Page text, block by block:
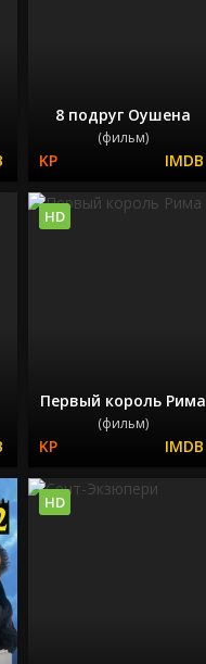
8 подруг Оушена
(фильм)
Первый король Рима
(фильм)
HD
HD